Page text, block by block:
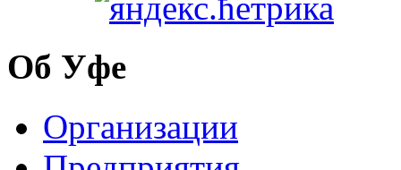
Об Уфе
Организации